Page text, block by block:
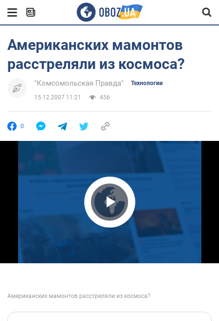
Американских мамонтов
расстреляли из космоса?
"Комсомольская Правда" Технологии
15.12.2007 11:21 456
0
Play Video